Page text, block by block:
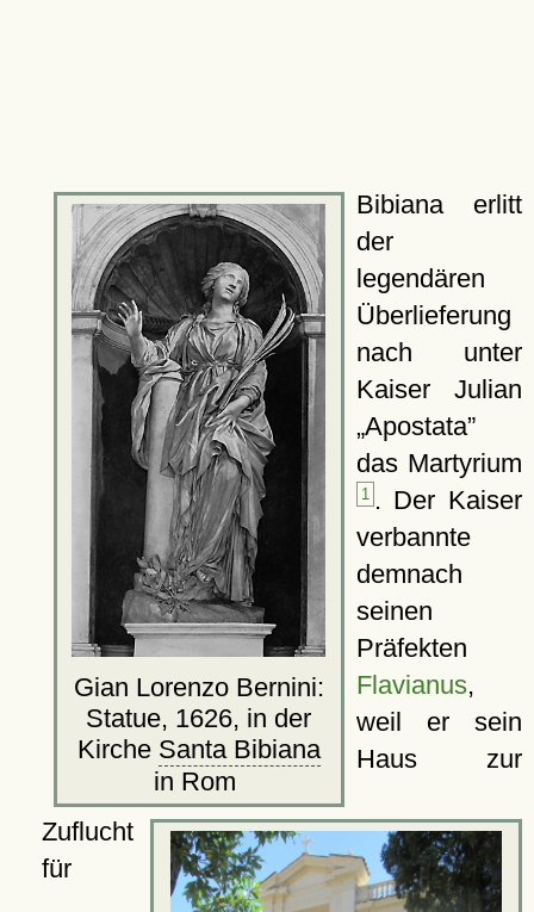
Gian Lorenzo Bernini:
Statue, 1626, in der
Kirche Santa Bibiana
in Rom
Bibiana erlitt
der
legendären
Überlieferung
nach unter
Kaiser Julian
Apostata
das Martyrium
1 . Der Kaiser
verbannte
demnach
seinen
Präfekten
Flavianus,
weil er sein
Haus zur
Zuflucht
für